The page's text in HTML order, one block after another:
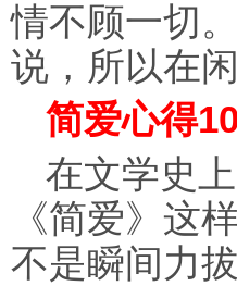
情不顾一切
说，所以在
简爱心得
在文学史
《简爱》这
不是瞬间力